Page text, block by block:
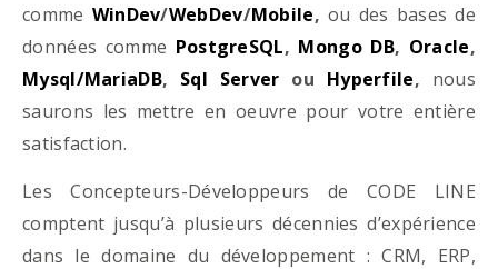
comme WinDev/WebDev/Mobile, ou des bases de
données comme PostgreSQL, Mongo DB, Oracle,
Mysql/MariaDB, Sql Server ou Hyperfile, nous
saurons les mettre en oeuvre pour votre entière
satisfaction.
Les Concepteurs-Développeurs de CODE LINE
comptent jusqu’à plusieurs décennies d’expérience
dans le domaine du développement : CRM, ERP,